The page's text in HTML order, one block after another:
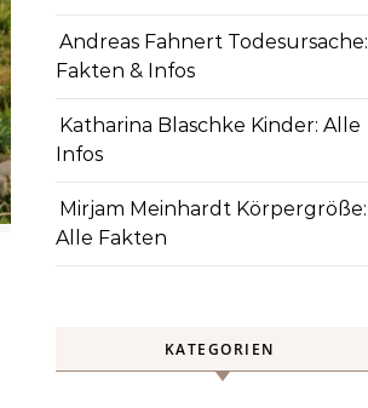
Andreas Fahnert Todesursache:
Fakten & Infos
Katharina Blaschke Kinder: Alle
Infos
Mirjam Meinhardt Körpergröße:
Alle Fakten
KATEGORIEN